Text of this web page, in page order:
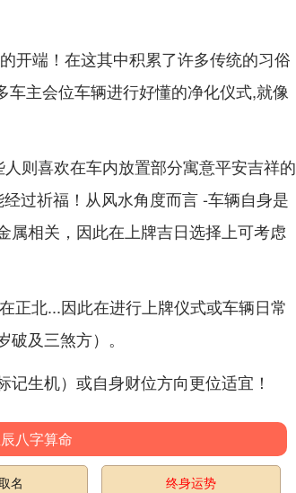
开端！在这其中积累了许多传统的习俗
主会位车辆进行好懂的净化仪式,就像
则喜欢在车内放置部分寓意平安吉祥的
过祈福！从风水角度而言 -车辆自身是
属相关，因此在上牌吉日选择上可考虑
正北...因此在进行上牌仪式或车辆日常
及三煞方）。
生机）或自身财位方向更位适宜！
八字算命
名 终身运势